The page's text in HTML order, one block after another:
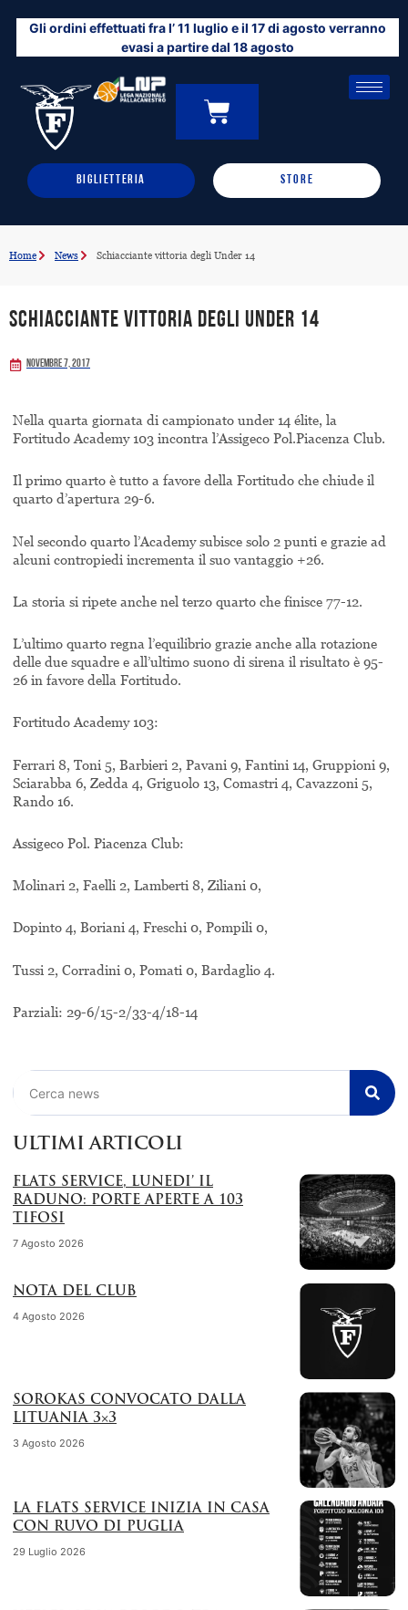
contenuto
Gli ordini effettuati fra l’ 11 luglio e il 17 di agosto verranno
evasi a partire dal 18 agosto
0
CARRELLO
BIGLIETTERIA STORE
Home News Schiacciante vittoria degli Under 14
Schiacciante vittoria degli Under 14
Novembre 7, 2017
Nella quarta giornata di campionato under 14 élite, la
Fortitudo Academy 103 incontra l’Assigeco Pol.Piacenza Club.
Il primo quarto è tutto a favore della Fortitudo che chiude il
quarto d’apertura 29-6.
Nel secondo quarto l’Academy subisce solo 2 punti e grazie ad
alcuni contropiedi incrementa il suo vantaggio +26.
La storia si ripete anche nel terzo quarto che finisce 77-12.
L’ultimo quarto regna l’equilibrio grazie anche alla rotazione
delle due squadre e all’ultimo suono di sirena il risultato è 95-
26 in favore della Fortitudo.
Fortitudo Academy 103:
Ferrari 8, Toni 5, Barbieri 2, Pavani 9, Fantini 14, Gruppioni 9,
Sciarabba 6, Zedda 4, Griguolo 13, Comastri 4, Cavazzoni 5,
Rando 16.
Assigeco Pol. Piacenza Club:
Molinari 2, Faelli 2, Lamberti 8, Ziliani 0,
Dopinto 4, Boriani 4, Freschi 0, Pompili 0,
Tussi 2, Corradini 0, Pomati 0, Bardaglio 4.
Parziali: 29-6/15-2/33-4/18-14
ULTIMI ARTICOLI
FLATS SERVICE, LUNEDI’ IL
RADUNO: PORTE APERTE A 103
TIFOSI
7 Agosto 2026
NOTA DEL CLUB
4 Agosto 2026
SOROKAS CONVOCATO DALLA
LITUANIA 3×3
3 Agosto 2026
LA FLATS SERVICE INIZIA IN CASA
CON RUVO DI PUGLIA
29 Luglio 2026